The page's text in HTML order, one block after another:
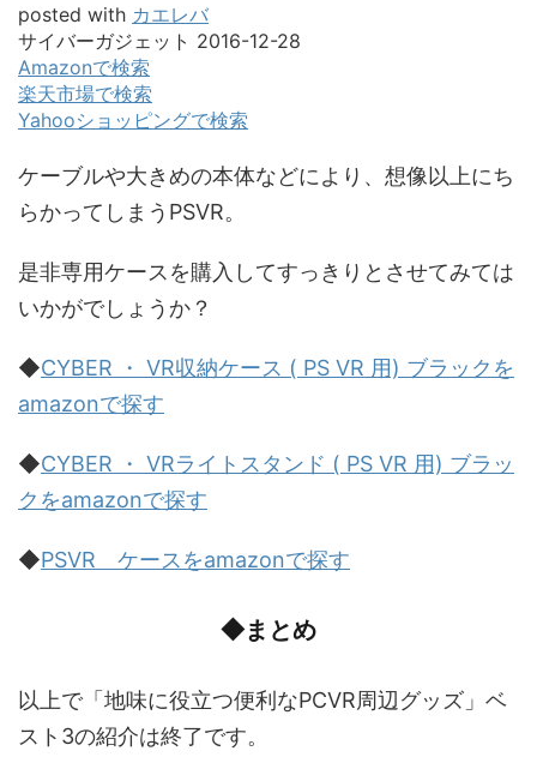
posted with カエレバ
サイバーガジェット 2016-12-28
Amazonで検索
楽天市場で検索
Yahooショッピングで検索
ケーブルや大きめの本体などにより、想像以上にち
らかってしまうPSVR。
是非専用ケースを購入してすっきりとさせてみては
いかがでしょうか？
◆CYBER ・ VR収納ケース ( PS VR 用) ブラックを
amazonで探す
◆CYBER ・ VRライトスタンド ( PS VR 用) ブラッ
クをamazonで探す
◆PSVR ケースをamazonで探す
◆まとめ
以上で「地味に役立つ便利なPCVR周辺グッズ」ベ
スト3の紹介は終了です。